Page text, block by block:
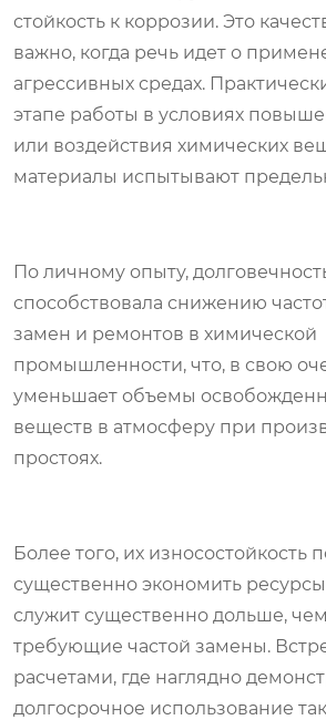
стойкость к коррозии. Это
важно, когда речь идет о
агрессивных средах.
этапе работы в условиях
или воздействия химических
материалы испытывают
По личному опыту,
способствовала снижению
замен и ремонтов в химической
промышленности, что, в свою
уменьшает объемы
веществ в атмосферу при
простоях.
Более того, их износостойкость
существенно экономить ресурсы,
служит существенно дольше,
требующие частой замены.
расчетами, где наглядно
долгосрочное использование